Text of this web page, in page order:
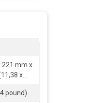
221 mm x
x
pound)